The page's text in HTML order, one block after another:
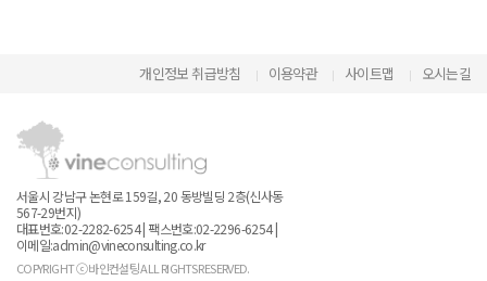
개인정보 취급방침 이용약관 사이트맵 오시는길
서울시 강남구 논현로 159길, 20 동방빌딩 2층(신사동
567-29번지)
대표번호:02-2282-6254 | 팩스번호:02-2296-6254 |
이메일:admin@vineconsulting.co.kr
COPYRIGHT ⓒ 바인컨설팅 ALL RIGHTS RESERVED.